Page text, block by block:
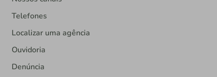
Telefones
Localizar uma agência
Ouvidoria
Denúncia